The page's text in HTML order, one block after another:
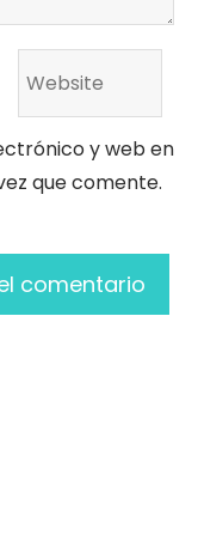
y web en
que comente.